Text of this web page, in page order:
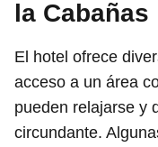
la Cabañas
El hotel ofrece
acceso a un área
pueden relajarse y
circundante.